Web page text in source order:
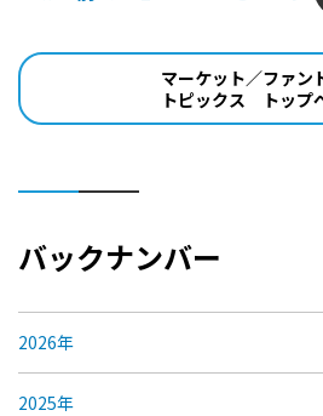
マーケット／ファン
トピックス トップ
バックナンバー
2026年
2025年